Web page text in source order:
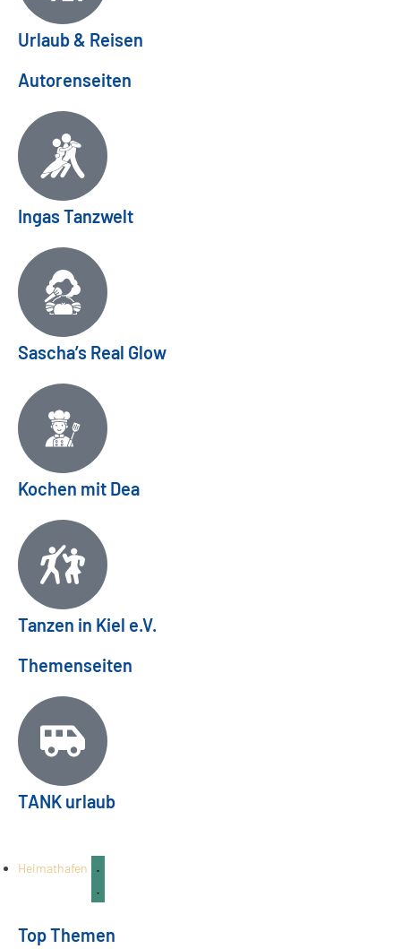
Urlaub & Reisen
Autorenseiten
Ingas Tanzwelt
Sascha’s Real Glow
Kochen mit Dea
Tanzen in Kiel e.V.
Themenseiten
TANK urlaub
Mettenhofer Stadtteilfest 2026: Familienfest
am 26.09.
Aug.
Heimathafen
Top Themen